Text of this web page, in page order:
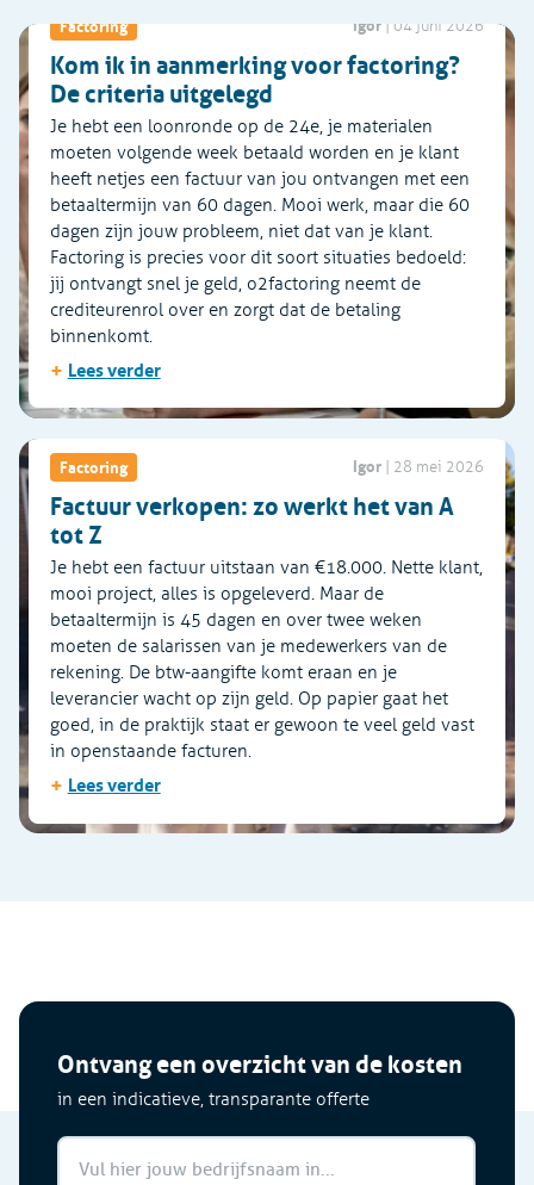
Factoring Igor |04 juni 2026
Kom ik in aanmerking voor factoring?
De criteria uitgelegd
Je hebt een loonronde op de 24e, je materialen
moeten volgende week betaald worden en je klant
heeft netjes een factuur van jou ontvangen met een
betaaltermijn van 60 dagen. Mooi werk, maar die 60
dagen zijn jouw probleem, niet dat van je klant.
Factoring is precies voor dit soort situaties bedoeld:
jij ontvangt snel je geld, o2factoring neemt de
crediteurenrol over en zorgt dat de betaling
binnenkomt.
+ Lees verder
Factoring Igor 28 mei 2026
Factuur verkopen: zo werkt het van A
tot Z
Je hebt een factuur uitstaan van €18.000. Nette klant,
mooi project, alles is opgeleverd. Maar de
betaaltermijn is 45 dagen en over twee weken
moeten de salarissen van je medewerkers van de
rekening. De btw-aangifte komt eraan en je
leverancier wacht op zijn geld. Op papier gaat het
goed, in de praktijk staat er gewoon te veel geld vast
in openstaande facturen.
+ Lees verder
Ontvang een overzicht van de kosten
in een indicatieve, transparante offerte